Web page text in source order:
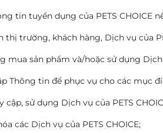
tin tuyển dụng của PETS CHOICE
trường, khách hàng, Dịch vụ của
mua sản phẩm và/hoặc sử dụng Dịch
Thông tin để phục vụ cho các mục
sử dụng Dịch vụ của PETS
các Dịch vụ của PETS CHOICE;